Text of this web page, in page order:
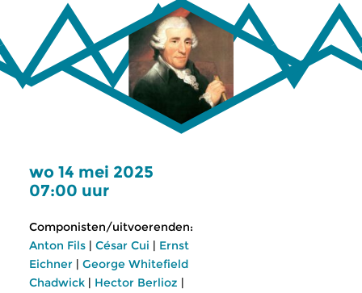
wo 14 mei 2025
07:00 uur
Componisten/uitvoerenden:
Anton Fils | César Cui | Ernst
Eichner | George Whitefield
Chadwick | Hector Berlioz |